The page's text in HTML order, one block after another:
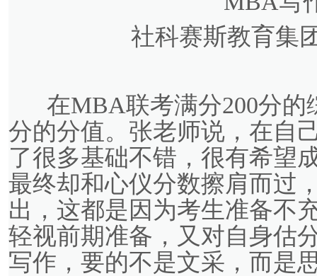
社科赛斯教育集
在MBA联考满分200分的
分的分值。张老师说，在自
了很多基础不错，很有希望
最终却和心仪分数擦肩而过
出，这都是因为考生准备不
轻视前期准备，又对自身估
写作，要的不是文采，而是